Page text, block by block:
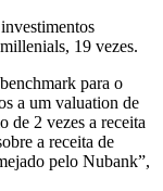
19 vezes.
para o
a um valuation de
de 2 vezes a receita
a receita de
pelo Nubank”,